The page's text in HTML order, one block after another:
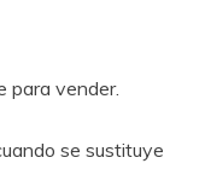
para vender.
se sustituye